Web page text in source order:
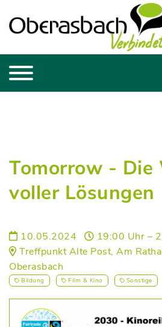
Tomorrow - Die
voller Lösungen
10.05.2024
19:00 Uhr –
Treffpunkt Alte Post, Am
Oberasbach
Bildung Film & Kino Sonstige